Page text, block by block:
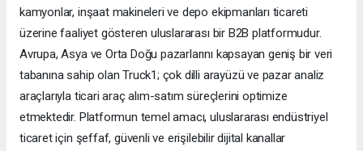
kamyonlar, inşaat makineleri ve depo ekipmanları ticareti
üzerine faaliyet gösteren uluslararası bir B2B platformudur.
Avrupa, Asya ve Orta Doğu pazarlarını kapsayan geniş bir veri
tabanına sahip olan Truck1; çok dilli arayüzü ve pazar analiz
araçlarıyla ticari araç alım-satım süreçlerini optimize
etmektedir. Platformun temel amacı, uluslararası endüstriyel
ticaret için şeffaf, güvenli ve erişilebilir dijital kanallar